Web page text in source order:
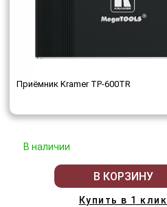
Приёмник Kramer TP-600TR
В наличии
В КОРЗИНУ
Купить в 1 клик